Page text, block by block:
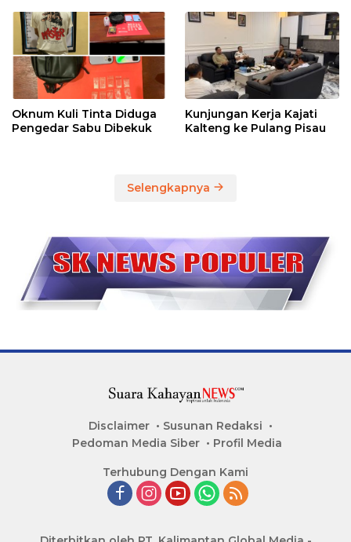
Oknum Kuli Tinta Diduga
Pengedar Sabu Dibekuk
Kunjungan Kerja Kajati
Kalteng ke Pulang Pisau
Selengkapnya
Disclaimer
Susunan Redaksi
Pedoman Media Siber
Profil Media
Terhubung Dengan Kami